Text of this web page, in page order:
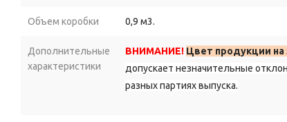
Объем коробки 0,9 м3.
Дополнительные
характеристики
ВНИМАНИЕ! Цвет продукции на
допускает незначительные
разных партиях выпуска.